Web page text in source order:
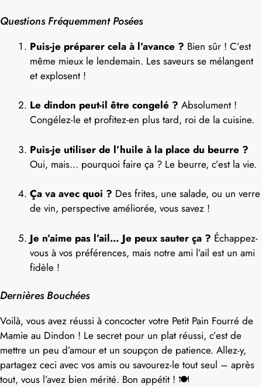
Questions Fréquemment Posées
Puis-je préparer cela à l’avance ? Bien sûr ! C’est
même mieux le lendemain. Les saveurs se mélangent
et explosent !
Le dindon peut-il être congelé ? Absolument !
Congélez-le et profitez-en plus tard, roi de la cuisine.
Puis-je utiliser de l’huile à la place du beurre ?
Oui, mais… pourquoi faire ça ? Le beurre, c’est la vie.
Ça va avec quoi ? Des frites, une salade, ou un verre
de vin, perspective améliorée, vous savez !
Je n’aime pas l’ail… Je peux sauter ça ? Échappez-
vous à vos préférences, mais notre ami l’ail est un ami
fidèle !
Dernières Bouchées
Voilà, vous avez réussi à concocter votre Petit Pain Fourré de
Mamie au Dindon ! Le secret pour un plat réussi, c’est de
mettre un peu d’amour et un soupçon de patience. Allez-y,
partagez ceci avec vos amis ou savourez-le tout seul – après
tout, vous l’avez bien mérité. Bon appétit ! 🍽️